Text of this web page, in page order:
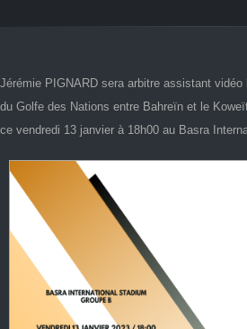
Jérémie PIGNARD sera arbitre assistant
du Golfe des Nations entre Bahreïn et le
ce vendredi 13 janvier à 18h00 au Basra